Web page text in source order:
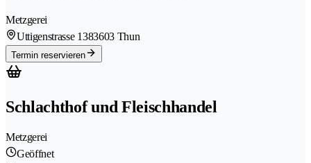
Metzgerei
Uttigenstrasse 1383603 Thun
Termin reservieren
Schlachthof und Fleischhandel
Metzgerei
Geöffnet